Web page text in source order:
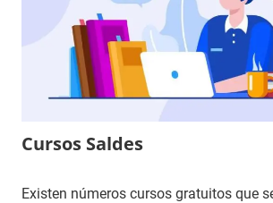
Cursos Saldes
Existen números cursos gratuitos que